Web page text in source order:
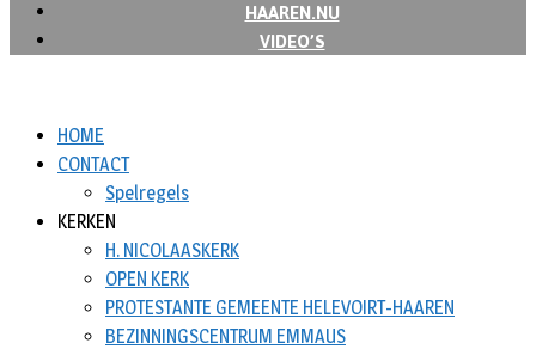
HAAREN.NU
VIDEO’S
HOME
CONTACT
Spelregels
KERKEN
H. NICOLAASKERK
OPEN KERK
PROTESTANTE GEMEENTE HELEVOIRT-HAAREN
BEZINNINGSCENTRUM EMMAUS